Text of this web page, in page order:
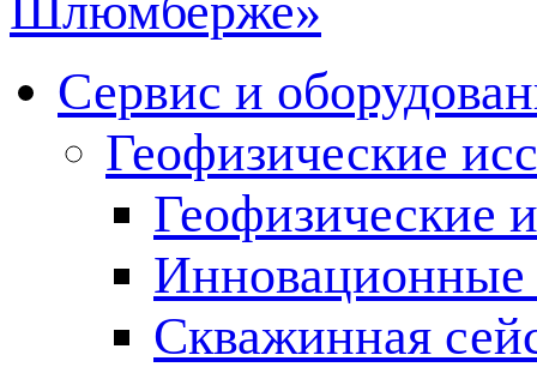
Сервис и
Геофизические
Геофизические
Инновационные
Скважинная